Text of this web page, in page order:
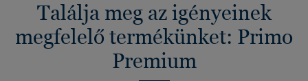
Találja meg az igényeinek
megfelelő termékünket: Primo
Premium